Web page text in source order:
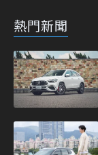
熱門新聞